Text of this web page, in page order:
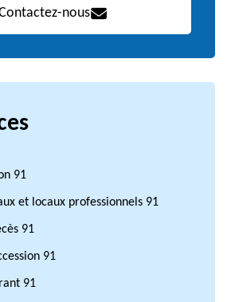
nous
91
et locaux professionnels 91
91
91
91